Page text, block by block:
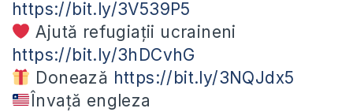
https://bit.ly/3V539P5
Ajută refugiații ucraineni
https://bit.ly/3hDCvhG
Donează https://bit.ly/3NQJdx5
Învață engleza